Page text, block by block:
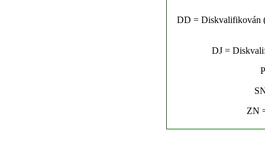
DD = Diskvalifikován
DJ =
ZN